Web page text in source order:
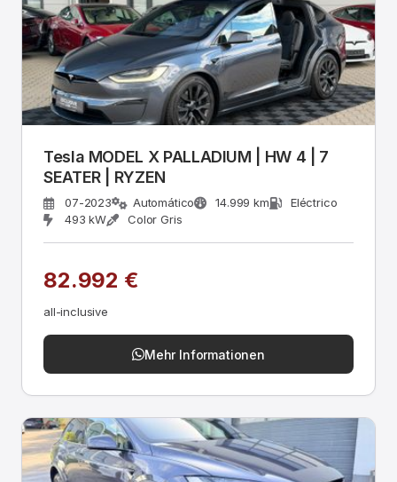
Tesla MODEL X PALLADIUM | HW 4 | 7
SEATER | RYZEN
07-2023 Automático 14.999 km
Eléctrico
493 kW
Color Gris
82.992 €
all-inclusive
Mehr Informationen